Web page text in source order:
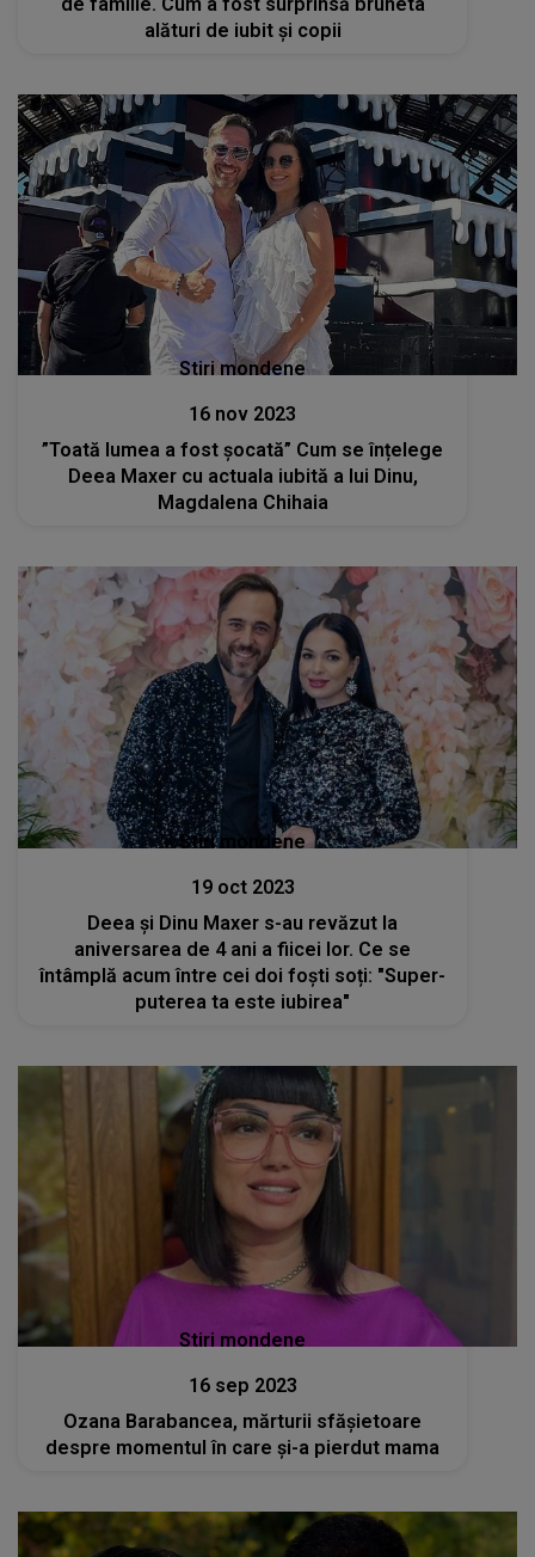
alături de iubit și copii
Stiri mondene
16 nov 2023
”Toată lumea a fost șocată” Cum se înțelege
Deea Maxer cu actuala iubită a lui Dinu,
Magdalena Chihaia
Stiri mondene
19 oct 2023
Deea și Dinu Maxer s-au revăzut la
aniversarea de 4 ani a fiicei lor. Ce se
întâmplă acum între cei doi foști soți: "Super-
puterea ta este iubirea"
Stiri mondene
16 sep 2023
Ozana Barabancea, mărturii sfășietoare
despre momentul în care și-a pierdut mama